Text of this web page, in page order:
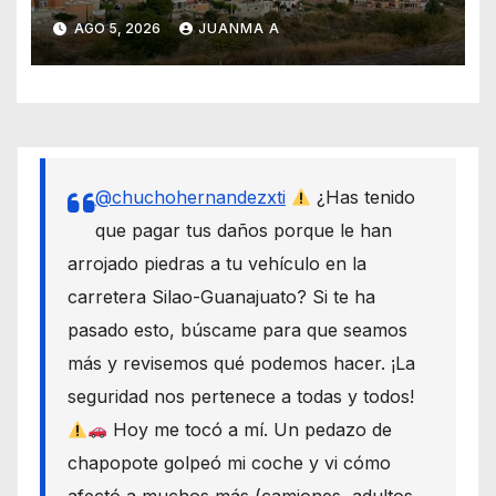
Teresa
AGO 5, 2026 JUANMA A
@chuchohernandezxti
¿Has tenido
que pagar tus daños porque le han
arrojado piedras a tu vehículo en la
carretera Silao-Guanajuato? Si te ha
pasado esto, búscame para que seamos
más y revisemos qué podemos hacer. ¡La
seguridad nos pertenece a todas y todos!
Hoy me tocó a mí. Un pedazo de
chapopote golpeó mi coche y vi cómo